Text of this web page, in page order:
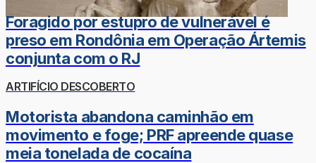
Foragido por estupro de vulnerável é
preso em Rondônia em Operação Ártemis
conjunta com o RJ
ARTIFÍCIO DESCOBERTO
Motorista abandona caminhão em
movimento e foge; PRF apreende quase
meia tonelada de cocaína